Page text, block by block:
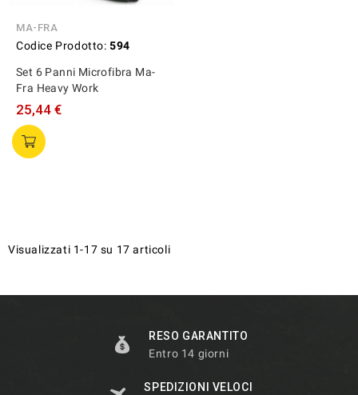
MA-FRA
Codice Prodotto: 594
Set 6 Panni Microfibra Ma-
Fra Heavy Work
25,44 €
Visualizzati 1-17 su 17 articoli
RESO GARANTITO
Entro 14 giorni
SPEDIZIONI VELOCI